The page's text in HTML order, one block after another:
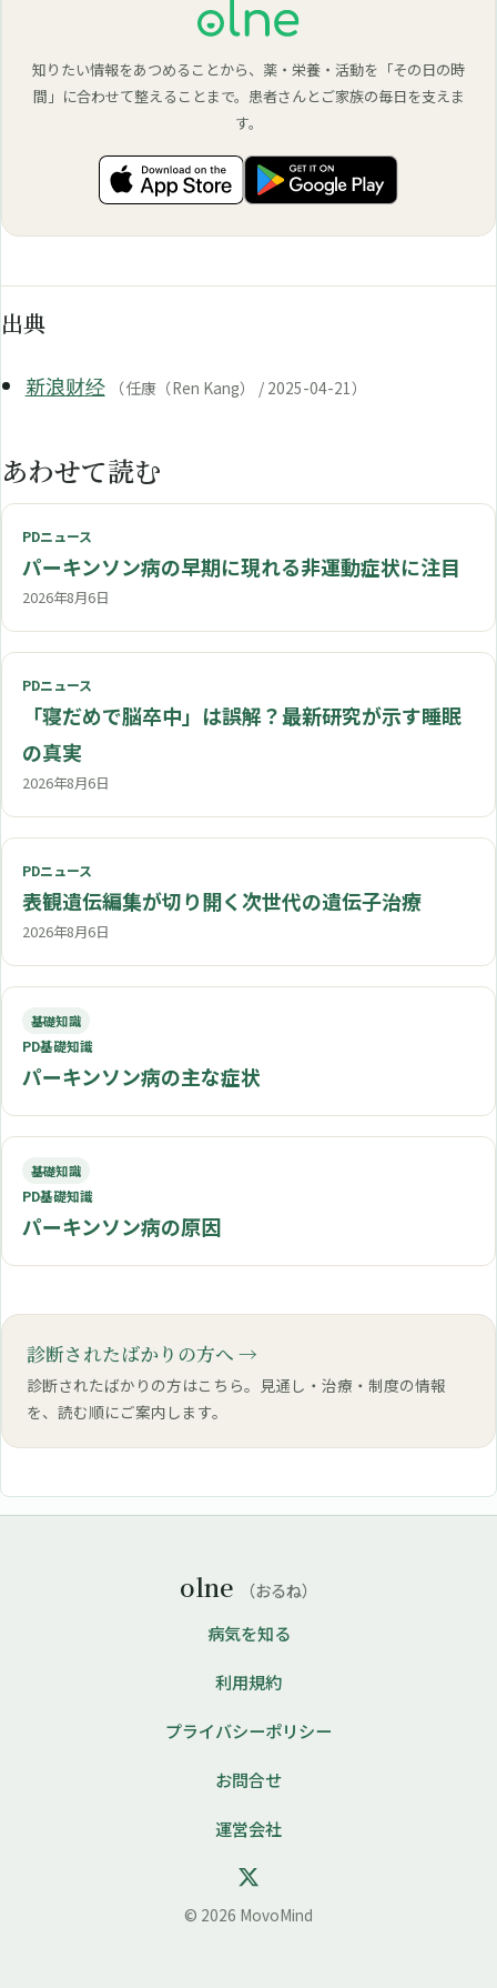
知りたい情報をあつめることから、薬・栄養・活動を「その日の時
間」に合わせて整えることまで。患者さんとご家族の毎日を支えま
す。
出典
新浪财经 （任康（Ren Kang） / 2025-04-21）
あわせて読む
PDニュース
パーキンソン病の早期に現れる非運動症状に注目
2026年8月6日
PDニュース
「寝だめで脳卒中」は誤解？最新研究が示す睡眠
の真実
2026年8月6日
PDニュース
表観遺伝編集が切り開く次世代の遺伝子治療
2026年8月6日
基礎知識
PD基礎知識
パーキンソン病の主な症状
基礎知識
PD基礎知識
パーキンソン病の原因
診断されたばかりの方へ
診断されたばかりの方はこちら。見通し・治療・制度の情報
を、読む順にご案内します。
olne （おるね）
病気を知る
利用規約
プライバシーポリシー
お問合せ
運営会社
© 2026 MovoMind